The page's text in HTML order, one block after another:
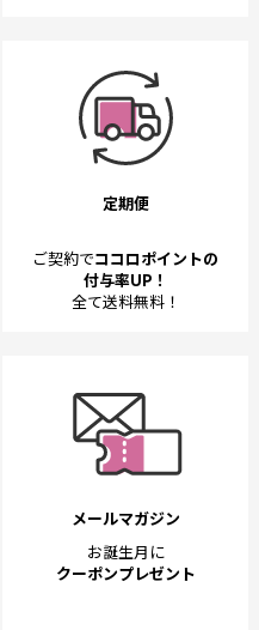
定期便
ご契約でココロポイントの
付与率UP！
全て送料無料！
メールマガジン
お誕生月に
クーポンプレゼント